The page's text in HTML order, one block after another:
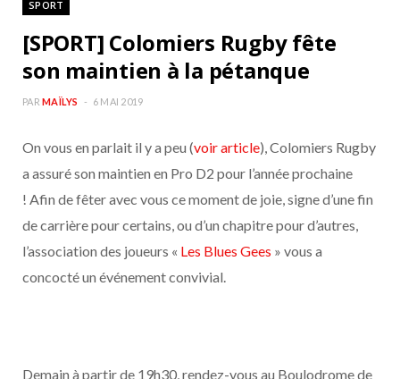
o
k a
SPORT
[SPORT] Colomiers Rugby fête
son maintien à la pétanque
PAR MAÏLYS 6 MAI 2019
On vous en parlait il y a peu (voir article), Colomiers Rugby
a assuré son maintien en Pro D2 pour l’année prochaine
! Afin de fêter avec vous ce moment de joie, signe d’une fin
de carrière pour certains, ou d’un chapitre pour d’autres,
l’association des joueurs « Les Blues Gees » vous a
concocté un événement convivial.
Demain à partir de 19h30, rendez-vous au Boulodrome de